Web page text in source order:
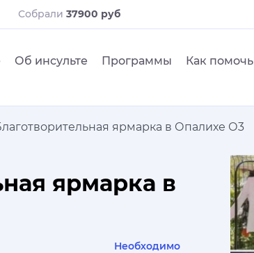
Собрали 37900 руб
Об инсульте Программы Как помочь
ярмарка в Опалихе О3
ярмарка в
Необходимо